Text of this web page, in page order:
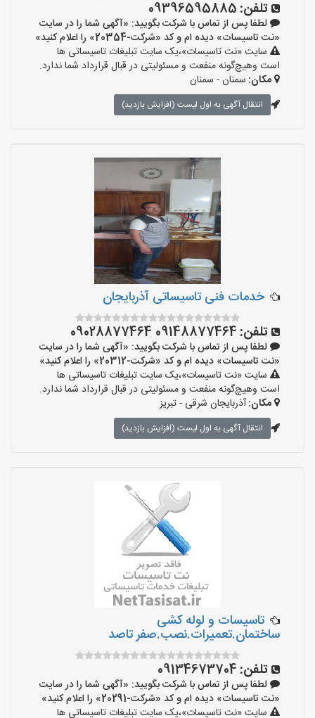
تلفن: 09396595885
لطفا پس از تماس با شرکت بگویید: «آگهی شما را در سایت
«نت تاسیسات» دیده ام و کد «شرکت-20354» را اعلام کنید»
سایت «نت تاسیسات»،یک سایت تبلیغات تاسیساتی ها
است وهیچ‌گونه منفعت و مسئولیتی در قبال قرارداد شما ندارد.
مکان: سمنان - سمنان
انتقال آگهی به اول لیست (افزایش بازدید)
خدمات فنی تاسیساتی آذربایجان
تلفن: 09148877464 09028877464
لطفا پس از تماس با شرکت بگویید: «آگهی شما را در سایت
«نت تاسیسات» دیده ام و کد «شرکت-20312» را اعلام کنید»
سایت «نت تاسیسات»،یک سایت تبلیغات تاسیساتی ها
است وهیچ‌گونه منفعت و مسئولیتی در قبال قرارداد شما ندارد.
مکان:آذربایجان شرقی - تبریز
انتقال آگهی به اول لیست (افزایش بازدید)
تاسیسات و لوله کشی
ساختمان.تعمیرات.نصب.صفر تاصد
تلفن: 09134673704
لطفا پس از تماس با شرکت بگویید: «آگهی شما را در سایت
«نت تاسیسات» دیده ام و کد «شرکت-20291» را اعلام کنید»
سایت «نت تاسیسات»،یک سایت تبلیغات تاسیساتی ها